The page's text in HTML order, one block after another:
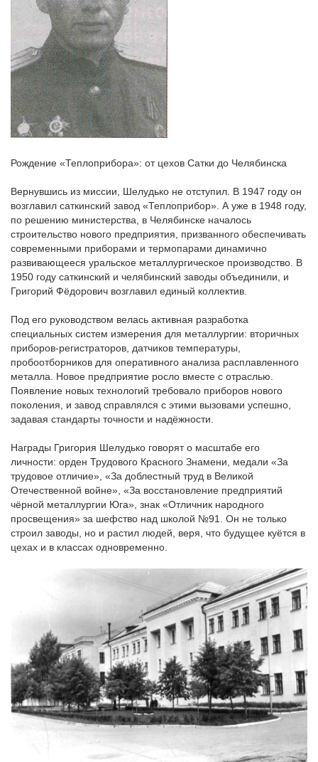
Рождение «Теплоприбора»: от цехов Сатки до Челябинска
Вернувшись из миссии, Шелудько не отступил. В 1947 году он
возглавил саткинский завод «Теплоприбор». А уже в 1948 году,
по решению министерства, в Челябинске началось
строительство нового предприятия, призванного обеспечивать
современными приборами и термопарами динамично
развивающееся уральское металлургическое производство. В
1950 году саткинский и челябинский заводы объединили, и
Григорий Фёдорович возглавил единый коллектив.
Под его руководством велась активная разработка
специальных систем измерения для металлургии: вторичных
приборов-регистраторов, датчиков температуры,
пробоотборников для оперативного анализа расплавленного
металла. Новое предприятие росло вместе с отраслью.
Появление новых технологий требовало приборов нового
поколения, и завод справлялся с этими вызовами успешно,
задавая стандарты точности и надёжности.
Награды Григория Шелудько говорят о масштабе его
личности: орден Трудового Красного Знамени, медали «За
трудовое отличие», «За доблестный труд в Великой
Отечественной войне», «За восстановление предприятий
чёрной металлургии Юга», знак «Отличник народного
просвещения» за шефство над школой №91. Он не только
строил заводы, но и растил людей, веря, что будущее куётся в
цехах и в классах одновременно.